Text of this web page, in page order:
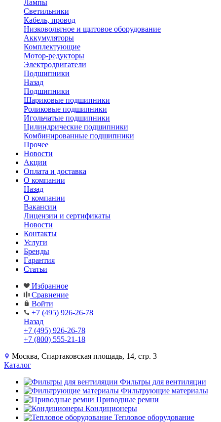
Лампы
Светильники
Кабель, провод
Низковольтное и щитовое оборудование
Аккумуляторы
Комплектующие
Мотор-редукторы
Электродвигатели
Подшипники
Назад
Подшипники
Шариковые подшипники
Роликовые подшипники
Игольчатые подшипники
Цилиндрические подшипники
Комбинированные подшипники
Прочее
Новости
Акции
Оплата и доставка
О компании
Назад
О компании
Вакансии
Лицензии и сертификаты
Новости
Контакты
Услуги
Бренды
Гарантия
Статьи
Избранное
Сравнение
Войти
+7 (495) 926-26-78
Назад
+7 (495) 926-26-78
+7 (800) 555-21-18
Москва, Спартаковская площадь, 14, стр. 3
Каталог
Фильтры для вентиляции
Фильтрующие материалы
Приводные ремни
Кондиционеры
Тепловое оборудование